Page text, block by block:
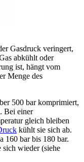
Gasdruck veringert,
abkühlt oder
ist, hängt vom
Menge des
500 bar komprimiert,
Bei einer
gleich bleiben
kühlt sie sich ab.
160 bar bis 180 bar.
sich wieder (siehe